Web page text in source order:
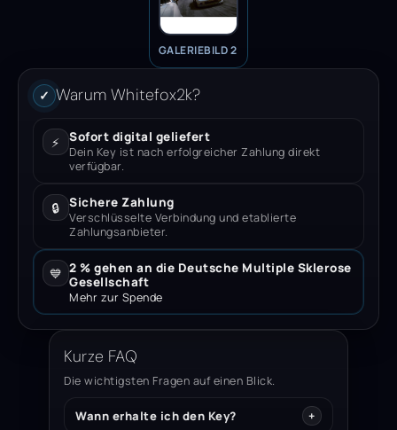
GALERIEBILD 2
✓ Warum Whitefox2k?
⚡ Sofort digital geliefert
Dein Key ist nach erfolgreicher Zahlung direkt
verfügbar.
🔒 Sichere Zahlung
Verschlüsselte Verbindung und etablierte
Zahlungsanbieter.
💙 2 % gehen an die Deutsche Multiple Sklerose
Gesellschaft
Mehr zur Spende
Kurze FAQ
Die wichtigsten Fragen auf einen Blick.
Wann erhalte ich den Key?